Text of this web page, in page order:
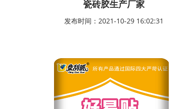
瓷砖胶生产厂家
发布时间：2021-10-29 16:02:31